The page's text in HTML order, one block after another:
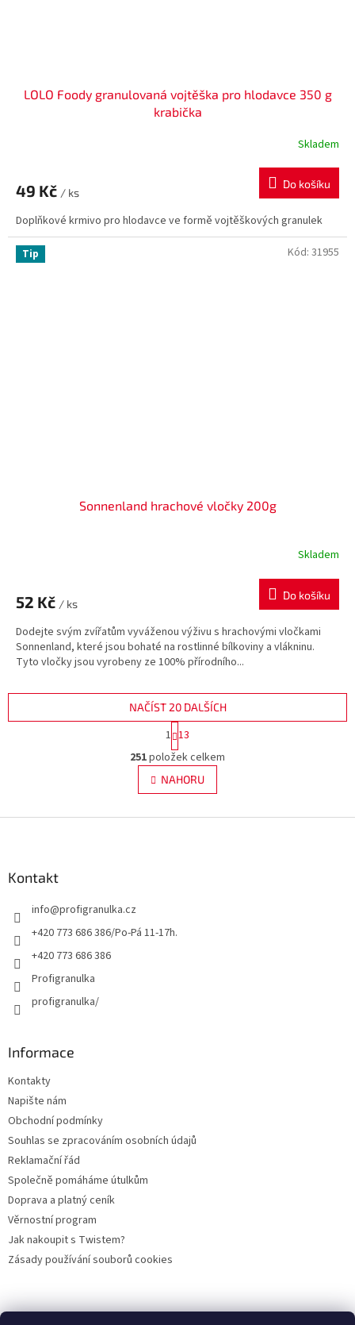
LOLO Foody granulovaná vojtěška pro hlodavce 350 g
krabička
Skladem
49 Kč / ks
Do košíku
Doplňkové krmivo pro hlodavce ve formě vojtěškových granulek
Tip
Sonnenland hrachové vločky 200g
Skladem
52 Kč / ks
Do košíku
Dodejte svým zvířatům vyváženou výživu s hrachovými vločkami
Sonnenland, které jsou bohaté na rostlinné bílkoviny a vlákninu.
Tyto vločky jsou vyrobeny ze 100% přírodního...
Kód: 31955
O
v
l
á
y
NAČÍST 20 DALŠÍCH
S
t
r
á
n
k
v
1 13
251položek celkem
NAHORU
Kontakt
info@profigranulka.cz
+420 773 686 386/Po-Pá 11-17h.
+420 773 686 386
Profigranulka
profigranulka/
Informace
Kontakty
Napište nám
Obchodní podmínky
Souhlas se zpracováním osobních údajů
Reklamační řád
Společně pomáháme útulkům
Doprava a platný ceník
Věrnostní program
Jak nakoupit s Twistem?
Zásady používání souborů cookies